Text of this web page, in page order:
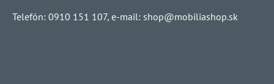
Telefón: 0910 151 107, e-mail: shop@mobiliashop.sk